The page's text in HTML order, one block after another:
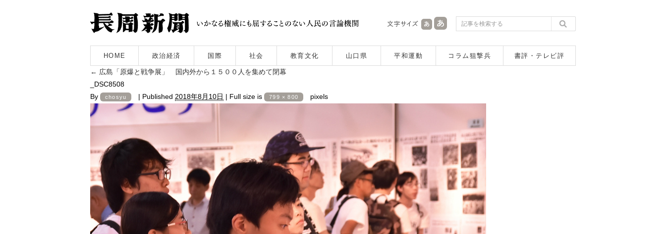
HOME 政治経済 国際 社会 教育文化 山口県 平和運動 コラム狙撃兵 書評・テレビ評
← 広島「原爆と戦争展」 国内外から１５００人を集めて閉幕
_DSC8508
By
chosyu | Published 2018年8月10日 | Full size is 799 × 800 pixels